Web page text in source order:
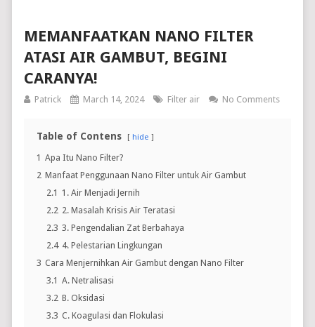
MEMANFAATKAN NANO FILTER
ATASI AIR GAMBUT, BEGINI
CARANYA!
Patrick March 14, 2024 Filter air No Comments
Table of Contens hide
1 Apa Itu Nano Filter?
2 Manfaat Penggunaan Nano Filter untuk Air Gambut
2.1 1. Air Menjadi Jernih
2.2 2. Masalah Krisis Air Teratasi
2.3 3. Pengendalian Zat Berbahaya
2.4 4. Pelestarian Lingkungan
3 Cara Menjernihkan Air Gambut dengan Nano Filter
3.1 A. Netralisasi
3.2 B. Oksidasi
3.3 C. Koagulasi dan Flokulasi